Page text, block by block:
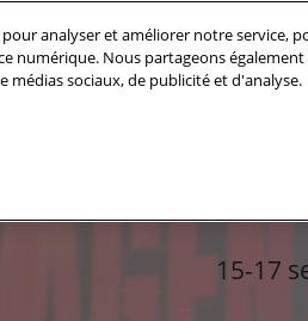
15-17 sept 2026
Les villages
d'exposition
15-17
analyser et améliorer notre service,
numérique. Nous partageons
médias sociaux, de publicité et d'analyse.